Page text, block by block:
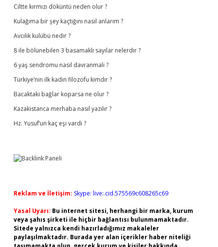
Ciltte kırmızı döküntü neden olur ?
Kulağıma bir şey kaçtığını nasıl anlarım ?
Avcılık kulübü nedir ?
8 ile bölünebilen 3 basamaklı sayılar nelerdir ?
6 yaş sendromu nasıl davranmalı ?
Türkiye’nin ilk kadın filozofu kimdir ?
Bacaktaki bağlar koparsa ne olur ?
Kazakistanca merhaba nasıl yazılır ?
Hz. Yusuf’un kaç eşi vardı ?
Reklam ve İletişim: Skype: live:.cid.575569c608265c69
Yasal Uyarı: Bu internet sitesi, herhangi bir marka, kurum
veya şahıs şirketi ile hiçbir bağlantısı bulunmamaktadır.
Sitede yalnızca kendi hazırladığımız makaleler
paylaşılmaktadır. Burada yer alan içerikler haber niteliği